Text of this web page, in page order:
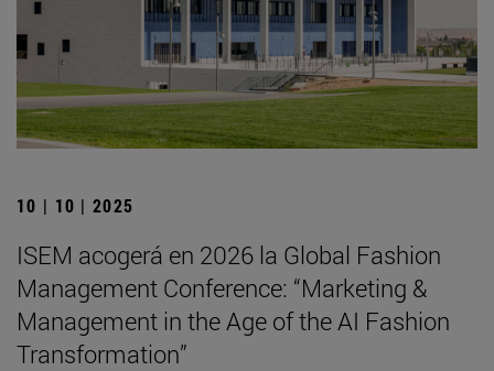
10 | 10 | 2025
ISEM acogerá en 2026 la Global Fashion
Management Conference: “Marketing &
Management in the Age of the AI Fashion
Transformation”